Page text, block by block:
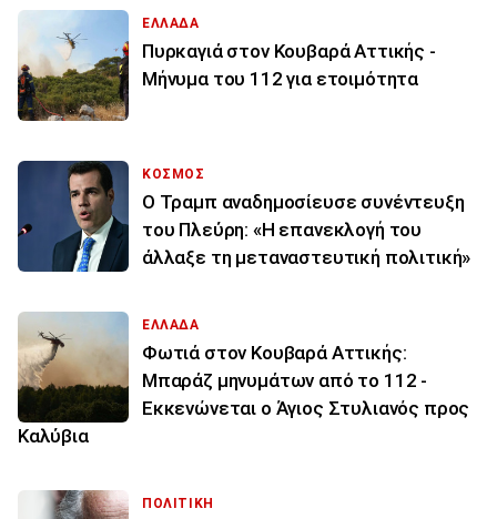
ΕΛΛΑΔΑ
Πυρκαγιά στον Κουβαρά Αττικής -
Μήνυμα του 112 για ετοιμότητα
ΚΟΣΜΟΣ
Ο Τραμπ αναδημοσίευσε συνέντευξη
του Πλεύρη: «Η επανεκλογή του
άλλαξε τη μεταναστευτική πολιτική»
ΕΛΛΑΔΑ
Φωτιά στον Κουβαρά Αττικής:
Μπαράζ μηνυμάτων από το 112 -
Εκκενώνεται ο Άγιος Στυλιανός προς
Καλύβια
ΠΟΛΙΤΙΚΗ